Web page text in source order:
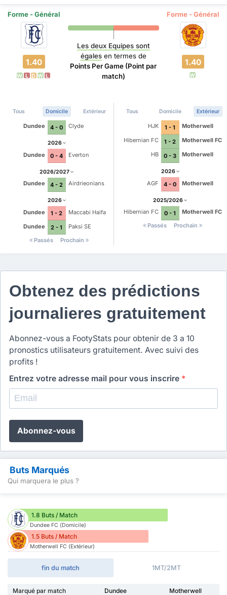
Forme - Général Forme - Général
1.40
W L D W L
Les deux Equipes sont
égalesen termes de
Points Per Game (Point par
match)
1.40
W
Tous Domicile Extérieur
Dundee 4 - 0 Clyde
2026
Dundee 0 - 4 Everton
2026/2027
Dundee 4 - 2 Airdrieonians
2026
Dundee 1 - 2
Maccabi Haifa
Dundee
2 - 1
Paksi SE
Passés
Prochain
Tous Domicile Extérieur
HJK 1 - 1
Motherwell
Hibernian FC
1 - 2
Motherwell FC
HB
0 - 3 Motherwell
2026
AGF 4 - 0 Motherwell
2025/2026
Hibernian FC 0 - 1
Motherwell FC
Passés
Prochain
Obtenez des prédictions
journalieres gratuitement
Abonnez-vous a FootyStats pour obtenir de 3 a 10
pronostics utilisateurs gratuitement. Avec suivi des
profits !
Entrez votre adresse mail pour vous inscrire *
Abonnez-vous
Buts Marqués
Qui marquera le plus ?
1.8 Buts / Match
Dundee FC (Domicile)
1.5 Buts / Match
Motherwell FC (Extérieur)
fin du match 1MT/2MT
Marqué par match Dundee Motherwell